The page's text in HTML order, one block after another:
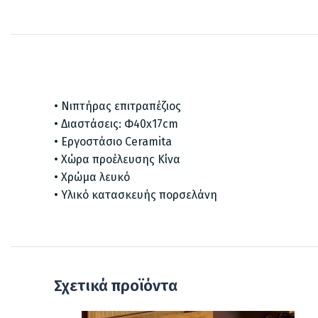
• Νιπτήρας επιτραπέζιος
• Διαστάσεις: Φ40x17cm
• Εργοστάσιο Ceramita
• Χώρα προέλευσης Κίνα
• Χρώμα λευκό
• Υλικό κατασκευής πορσελάνη
Σχετικά προϊόντα